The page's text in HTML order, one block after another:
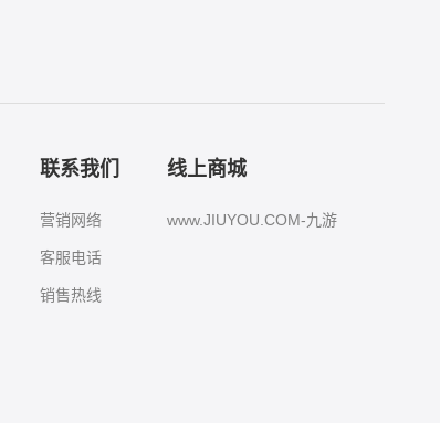
联系我们
营销网络
客服电话
销售热线
线上商城
www.JIUYOU.COM-九游